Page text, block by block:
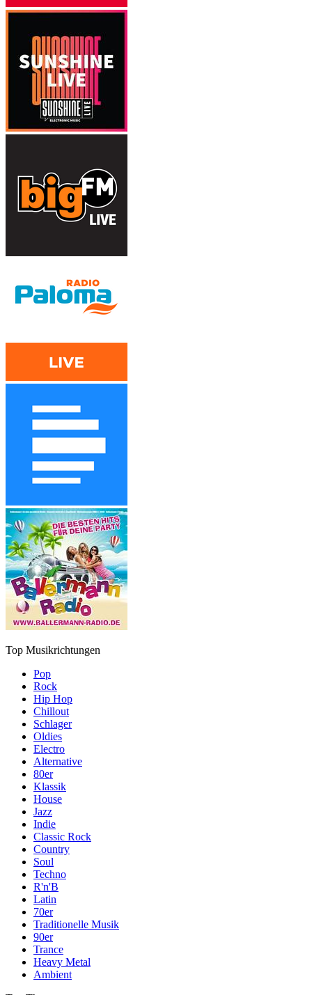
Top Musikrichtungen
Pop
Rock
Hip Hop
Chillout
Schlager
Oldies
Electro
Alternative
80er
Klassik
House
Jazz
Indie
Classic Rock
Country
Soul
Techno
R'n'B
Latin
70er
Traditionelle Musik
90er
Trance
Heavy Metal
Ambient